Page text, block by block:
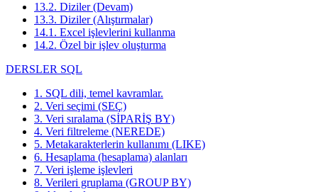
13.2. Diziler (Devam)
13.3. Diziler (Alıştırmalar)
14.1. Excel işlevlerini kullanma
14.2. Özel bir işlev oluşturma
DERSLER SQL
1. SQL dili, temel kavramlar.
2. Veri seçimi (SEÇ)
3. Veri sıralama (SİPARİŞ BY)
4. Veri filtreleme (NEREDE)
5. Metakarakterlerin kullanımı (LIKE)
6. Hesaplama (hesaplama) alanları
7. Veri işleme işlevleri
8. Verileri gruplama (GROUP BY)